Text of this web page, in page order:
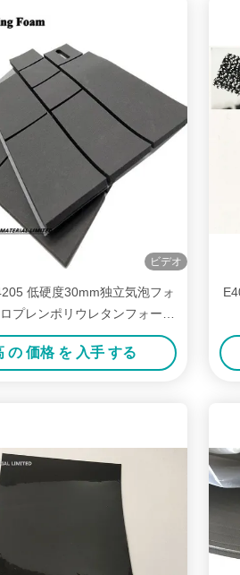
ビデオ
低硬度30mm独立気泡フォ
プレンポリウレタンフォーム
シート
の 価格 を 入手 する